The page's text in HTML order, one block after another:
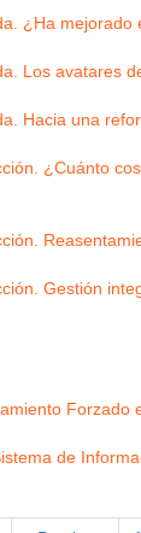
¿Ha
Los avatares
Hacia una
¿Cuánto
Gestión
Forzado
de